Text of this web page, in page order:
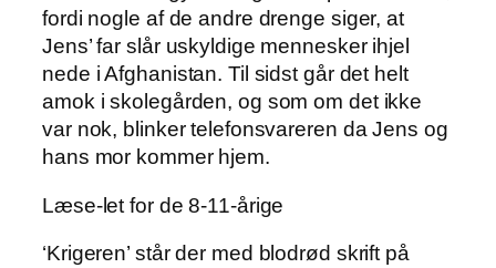
fordi nogle af de andre drenge siger, at
Jens’ far slår uskyldige mennesker ihjel
nede i Afghanistan. Til sidst går det helt
amok i skolegården, og som om det ikke
var nok, blinker telefonsvareren da Jens og
hans mor kommer hjem.
Læse-let for de 8-11-årige
‘Krigeren’ står der med blodrød skrift på